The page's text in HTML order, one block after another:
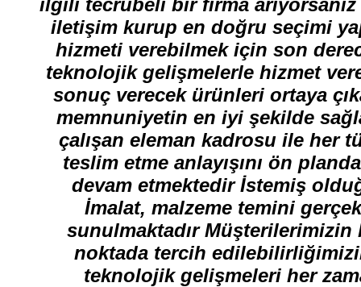
ilgili tecrübeli bir firma
iletişim kurup en doğru seçimi
hizmeti verebilmek için son
teknolojik gelişmelerle hizmet
sonuç verecek ürünleri ortaya
memnuniyetin en iyi şekilde
çalışan eleman kadrosu ile her
teslim etme anlayışını ön
devam etmektedir İstemiş
İmalat, malzeme temini
sunulmaktadır
noktada tercih
teknolojik gelişmeleri her